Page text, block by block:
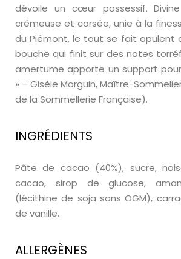
dévoile un cœur possessif.
crémeuse et corsée, unie à la
du Piémont, le tout se fait opulent
bouche qui finit sur des notes
amertume apporte un support
» – Gisèle Marguin, Maître-Sommelier
de la Sommellerie Française).
INGRÉDIENTS
Pâte de cacao (40%), sucre,
cacao, sirop de glucose,
(lécithine de soja sans OGM),
de vanille.
ALLERGÈNES